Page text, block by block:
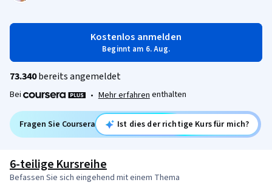
Kostenlos anmelden
Beginnt am 6. Aug.
73.340bereits angemeldet
Bei • Mehr erfahren enthalten
Fragen Sie Coursera Ist dies der richtige Kurs für mich?
6-teilige Kursreihe
Befassen Sie sich eingehend mit einem Thema